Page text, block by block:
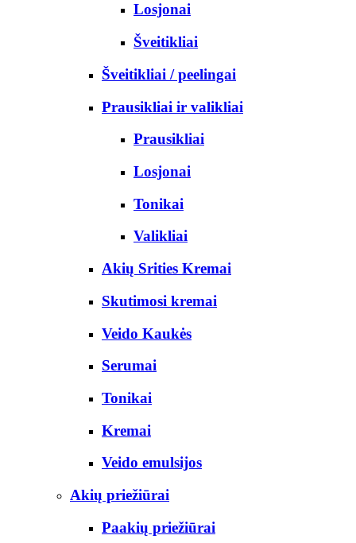
Losjonai
Šveitikliai
Šveitikliai / peelingai
Prausikliai ir valikliai
Prausikliai
Losjonai
Tonikai
Valikliai
Akių Srities Kremai
Skutimosi kremai
Veido Kaukės
Serumai
Tonikai
Kremai
Veido emulsijos
Akių priežiūrai
Paakių priežiūrai